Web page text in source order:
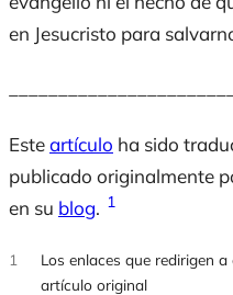
en Jesucristo para
Esteartículo ha sido
publicado originalmente
en su blog. 1
1
Los enlaces que redirigen
artículo original